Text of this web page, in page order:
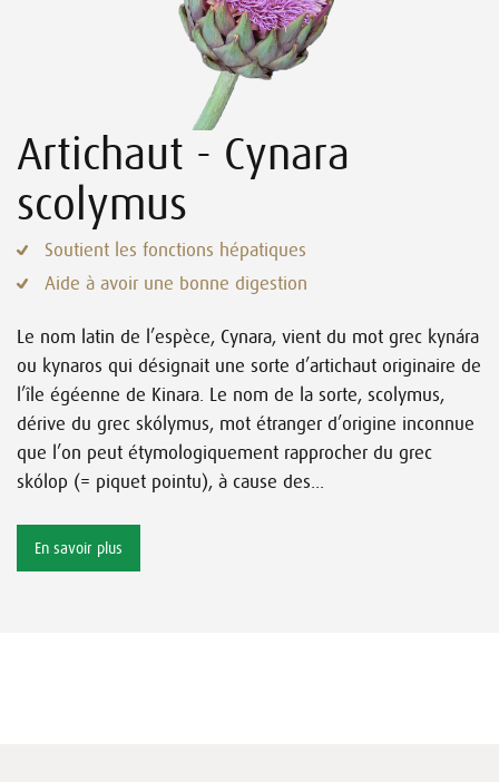
Artichaut - Cynara
scolymus
Soutient les fonctions hépatiques
Aide à avoir une bonne digestion
Le nom latin de l’espèce, Cynara, vient du mot grec kynára
ou kynaros qui désignait une sorte d’artichaut originaire de
l’île égéenne de Kinara. Le nom de la sorte, scolymus,
dérive du grec skólymus, mot étranger d’origine inconnue
que l’on peut étymologiquement rapprocher du grec
skólop (= piquet pointu), à cause des...
En savoir plus